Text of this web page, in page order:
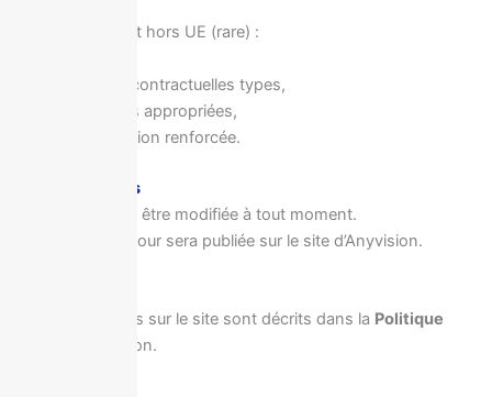
En cas de transfert hors UE (rare) :
clauses contractuelles types,
garanties appropriées,
sécurisation renforcée.
10 – Modifications
La politique pourra être modifiée à tout moment.
La version mise à jour sera publiée sur le site d’Anyvision.
Les cookies utilisés sur le site sont décrits dans la Politique
d’Anyvision.